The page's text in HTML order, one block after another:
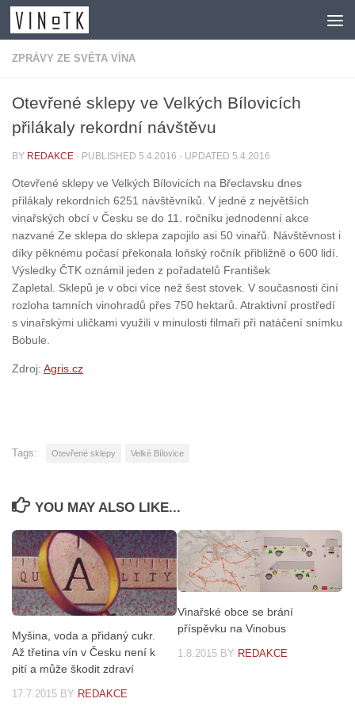
Skip to content
ZPRÁVY ZE SVĚTA VÍNA
Otevřené sklepy ve Velkých Bílovicích
přilákaly rekordní návštěvu
BY REDAKCE · PUBLISHED 5.4.2016 · UPDATED 5.4.2016
Otevřené sklepy ve Velkých Bílovicích na Břeclavsku dnes
přilákaly rekordních 6251 návštěvníků. V jedné z největších
vinařských obcí v Česku se do 11. ročníku jednodenní akce
nazvané Ze sklepa do sklepa zapojilo asi 50 vinařů. Návštěvnost i
díky pěknému počasí překonala loňský ročník přibližně o 600 lidí.
Výsledky ČTK oznámil jeden z pořadatelů František
Zapletal. Sklepů je v obci více než šest stovek. V současnosti činí
rozloha tamních vinohradů přes 750 hektarů. Atraktivní prostředí
s vinařskými uličkami využili v minulosti filmaři při natáčení snímku
Bobule.
Zdroj: Agris.cz
Tags: Otevřené sklepy Velké Bílovice
YOU MAY ALSO LIKE...
Myšina, voda a přidaný cukr.
Až třetina vín v Česku není k
pití a může škodit zdraví
17.7.2015 BY REDAKCE
Vinařské obce se brání
příspěvku na Vinobus
1.8.2015 BY REDAKCE